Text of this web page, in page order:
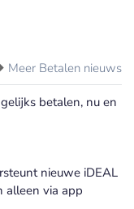
Meer Betalen nieuws
betalen, nu en
nieuwe iDEAL
alleen via app